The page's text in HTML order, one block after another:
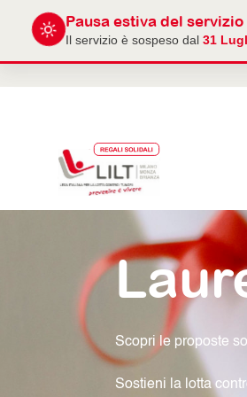
Pausa estiva del
Il servizio è sospeso dal 31
Scopri le proposte
Sostieni la lotta